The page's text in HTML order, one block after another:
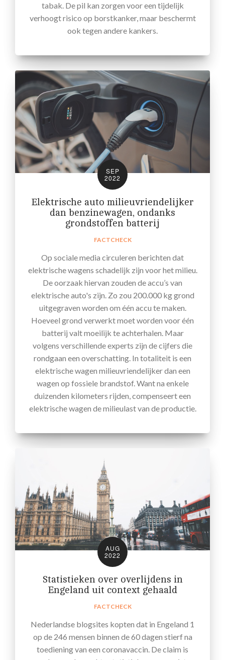
tabak. De pil kan zorgen voor een tijdelijk
verhoogt risico op borstkanker, maar beschermt
ook tegen andere kankers.
SEP
2022
Elektrische auto milieuvriendelijker
dan benzinewagen, ondanks
grondstoffen batterij
FACTCHECK
Op sociale media circuleren berichten dat
elektrische wagens schadelijk zijn voor het milieu.
De oorzaak hiervan zouden de accu’s van
elektrische auto's zijn. Zo zou 200.000 kg grond
uitgegraven worden om één accu te maken.
Hoeveel grond verwerkt moet worden voor één
batterij valt moeilijk te achterhalen. Maar
volgens verschillende experts zijn de cijfers die
rondgaan een overschatting. In totaliteit is een
elektrische wagen milieuvriendelijker dan een
wagen op fossiele brandstof. Want na enkele
duizenden kilometers rijden, compenseert een
elektrische wagen de milieulast van de productie.
AUG
2022
Statistieken over overlijdens in
Engeland uit context gehaald
FACTCHECK
Nederlandse blogsites kopten dat in Engeland 1
op de 246 mensen binnen de 60 dagen stierf na
toediening van een coronavaccin. De claim is